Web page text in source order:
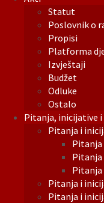
Statut
Poslovnik o
Propisi
Platforma
Izvještaji
Budžet
Odluke
Ostalo
Pitanja, inicijative
Pitanja i
Pitanja
Pitanja
Pitanja i
Pitanja i